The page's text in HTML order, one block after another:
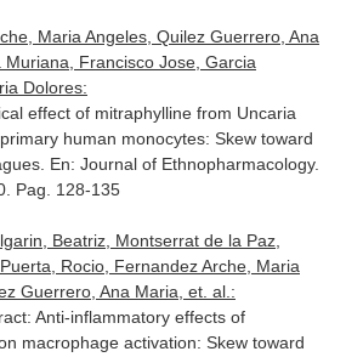
Maria Angeles, Quilez Guerrero, Ana
Muriana, Francisco Jose, Garcia
Dolores:
effect of mitraphylline from Uncaria
human monocytes: Skew toward
En: Journal of Ethnopharmacology.
Pag. 128-135
Beatriz, Montserrat de la Paz,
Rocio, Fernandez Arche, Maria
Guerrero, Ana Maria, et. al.:
Anti-inflammatory effects of
macrophage activation: Skew toward